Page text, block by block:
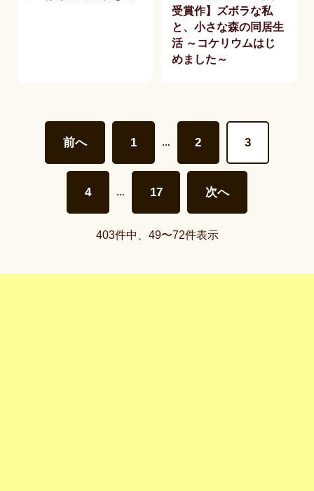
受賞作】ズボラな私
と、小さな森の同居生
活 ～コケリウムはじ
めました～
前へ 1 … 2 3
4 … 17 次へ
403件中、49〜72件表示